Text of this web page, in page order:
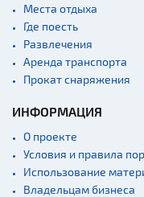
Места отдыха
Где поесть
Развлечения
Аренда транспорта
Прокат снаряжения
ИНФОРМАЦИЯ
О проекте
Условия и правила
Использование
Владельцам бизнеса